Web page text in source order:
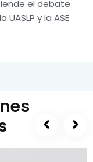
el debate
UASLP y la ASE